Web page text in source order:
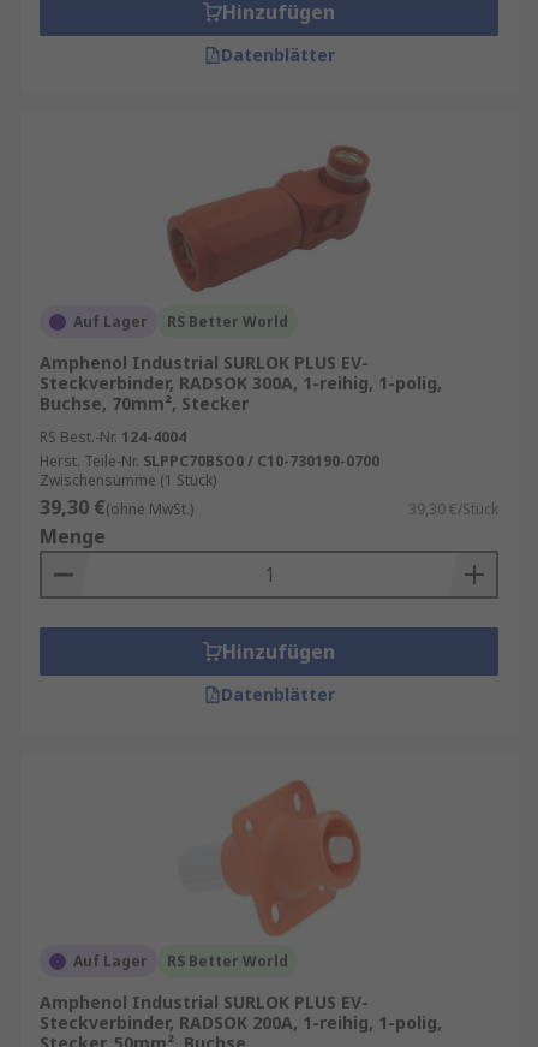
Hinzufügen
Datenblätter
Auf Lager RS Better World
Amphenol Industrial SURLOK PLUS EV-
Steckverbinder, RADSOK 300A, 1-reihig, 1-polig,
Buchse, 70mm², Stecker
RS Best.-Nr. 124-4004
Herst. Teile-Nr. SLPPC70BSO0 / C10-730190-0700
Zwischensumme (1 Stück)
39,30 €(ohne MwSt.) 39,30 €/Stück
Menge
Hinzufügen
Datenblätter
Auf Lager RS Better World
Amphenol Industrial SURLOK PLUS EV-
Steckverbinder, RADSOK 200A, 1-reihig, 1-polig,